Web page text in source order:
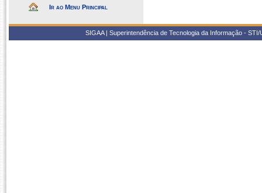
Ir ao Menu Principal
SIGAA | Superintendência de Tecnologia da Informação -